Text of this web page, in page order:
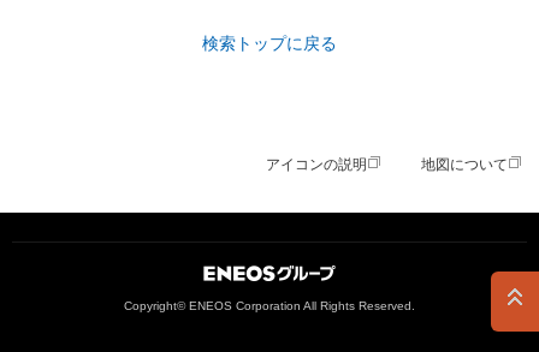
検索トップに戻る
アイコンの説明 地図について
Copyright© ENEOS Corporation All Rights Reserved.